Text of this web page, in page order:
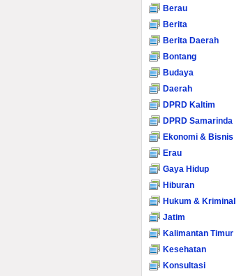
Berau
Berita
Berita Daerah
Bontang
Budaya
Daerah
DPRD Kaltim
DPRD Samarinda
Ekonomi & Bisnis
Erau
Gaya Hidup
Hiburan
Hukum & Kriminal
Jatim
Kalimantan Timur
Kesehatan
Konsultasi